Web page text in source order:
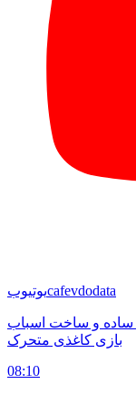
یوتیوبcafevdodata
ساده و ساخت اسباب
بازی کاغذی متحرک
08:10